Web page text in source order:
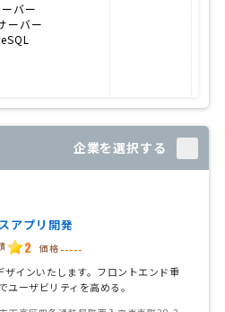
バー
ーバー
企業を選択する
アプリ開発
2 価格 -----
ザインいたします。フロントエンド重
ユーザビリティを高める。